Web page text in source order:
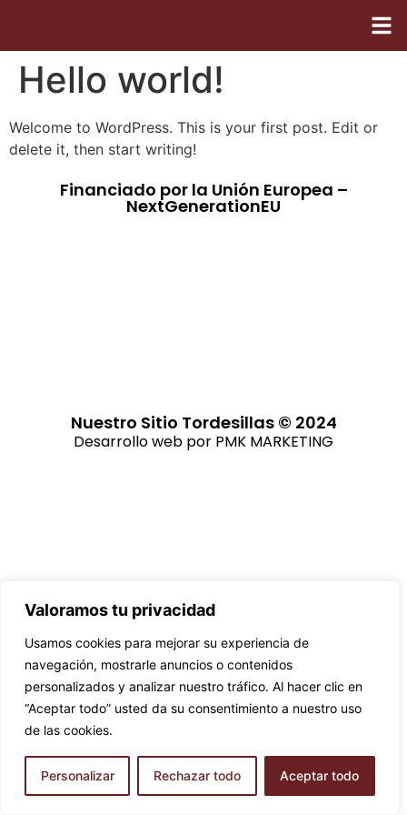
Valoramos tu privacidad
Usamos cookies para mejorar su experiencia de
navegación, mostrarle anuncios o contenidos
personalizados y analizar nuestro tráfico. Al hacer clic en
“Aceptar todo” usted da su consentimiento a nuestro uso
de las cookies.
Personalizar Rechazar todo Aceptar todo
Hello world!
Welcome to WordPress. This is your first post. Edit or
delete it, then start writing!
Financiado por la Unión Europea –
NextGenerationEU
Nuestro Sitio Tordesillas © 2024
Desarrollo web por PMK MARKETING